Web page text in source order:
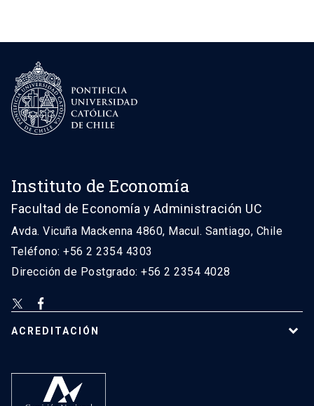
Instituto de Economía
Facultad de Economía y Administración UC
Avda. Vicuña Mackenna 4860, Macul. Santiago, Chile
Teléfono: +56 2 2354 4303
Dirección de Postgrado: +56 2 2354 4028
ACREDITACIÓN